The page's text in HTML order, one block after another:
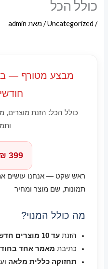
כולל הכל
/
Uncategorized/ מאת admin
מבצע מטורף —
כולל הכל: הזנת
399 ₪
ראש שקט — אנחנו עושים
תמונות, שם מוצר ומחיר
מה כולל המנוי?
הזנתעד 10 מוצרים חדשים בחודש
כתיבת מאמר אחד
תחזוקה כללית מלאה